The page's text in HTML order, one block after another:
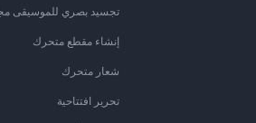
تجسيد بصري للموسيقى
إنشاء مقطع متحرك
شعار متحرك
تحرير افتتاحية